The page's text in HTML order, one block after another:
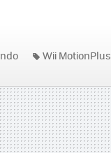
Wii MotionPlus